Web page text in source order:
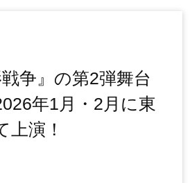
戦争』の第2弾舞台
年1⽉・2⽉に東
上演！